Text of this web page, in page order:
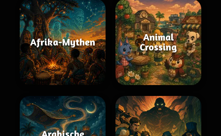
Afrika-Mythen
Animal
Crossing